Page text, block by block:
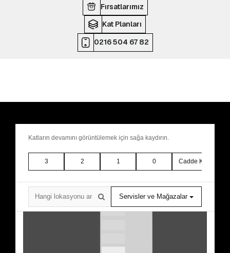
Fırsatlarımız
Kat Planları
0216 504 67 82